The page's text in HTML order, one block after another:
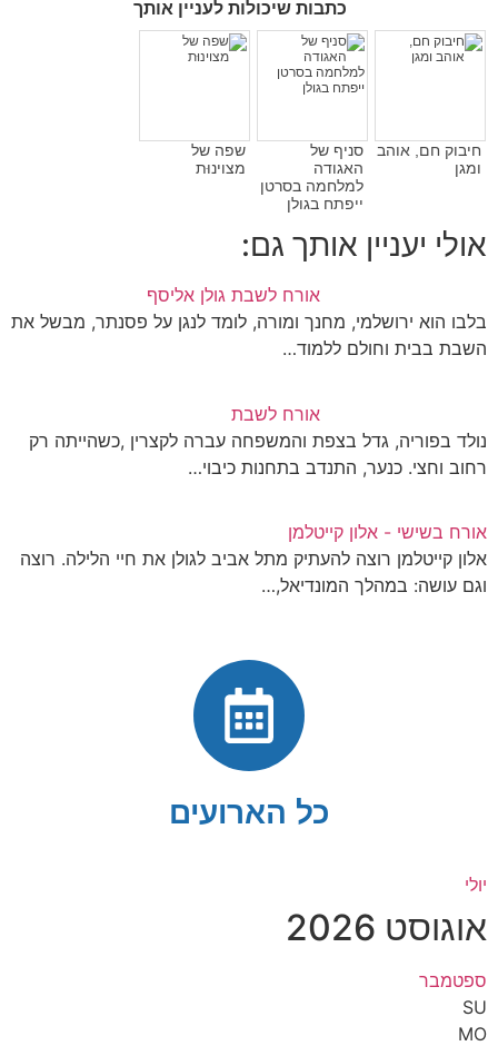
כתבות שיכולות לעניין אותך
חיבוק חם, אוהב
ומגן
סניף של
האגודה
למלחמה בסרטן
ייפתח בגולן
שפה של
מצוינוּת
אולי יעניין אותך גם:
אורח לשבת גולן אליסף
בלבו הוא ירושלמי, מחנך ומורה, לומד לנגן על פסנתר, מבשל את
השבת בבית וחולם ללמוד…
אורח לשבת
נולד בפוריה, גדל בצפת והמשפחה עברה לקצרין ,כשהייתה רק
רחוב וחצי. כנער, התנדב בתחנות כיבוי…
אורח בשישי - אלון קייטלמן
אלון קייטלמן רוצה להעתיק מתל אביב לגולן את חיי הלילה. רוצה
וגם עושה: במהלך המונדיאל,…
כל הארועים
יולי
אוגוסט 2026
ספטמבר
SU
MO